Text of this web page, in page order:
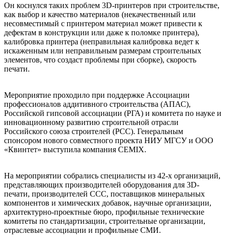
Он коснулся таких проблем 3D-принтеров при строительстве,
как выбор и качество материалов (некачественный или
несовместимый с принтером материал может привести к
дефектам в конструкции или даже к поломке принтера),
калибровка принтера (неправильная калибровка ведет к
искаженным или неправильным размерам строительных
элементов, что создаст проблемы при сборке), скорость
печати.
Мероприятие проходило при поддержке Ассоциации
профессионалов аддитивного строительства (АПАС),
Российской гипсовой ассоциации (РГА) и комитета по науке и
инновационному развитию строительной отрасли
Российского союза строителей (РСС). Генеральным
спонсором нового совместного проекта НИУ МГСУ и ООО
«Квинтет» выступила компания CEMIX.
На мероприятии собрались специалисты из 42-х организаций,
представляющих производителей оборудования для 3D-
печати, производителей ССС, поставщиков минеральных
компонентов и химических добавок, научные организации,
архитектурно-проектные бюро, профильные технические
комитеты по стандартизации, строительные организации,
отраслевые ассоциации и профильные СМИ.